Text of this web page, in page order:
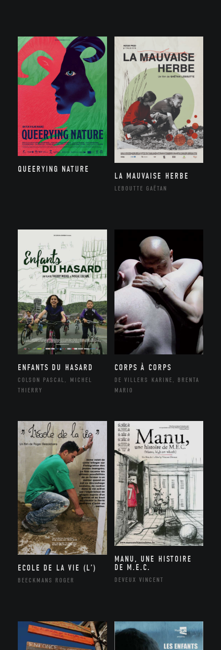
QUEERYING NATURE
LA MAUVAISE HERBE
LEBOUTTE GAËTAN
ENFANTS DU HASARD
COLSON PASCAL, MICHEL
THIERRY
CORPS À CORPS
DE VILLERS KARINE, BRENTA
MARIO
ECOLE DE LA VIE (L’)
BEECKMANS ROGER
MANU, UNE HISTOIRE
DE M.E.C.
DEVEUX VINCENT